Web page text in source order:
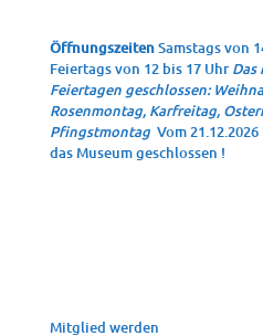
ÖffnungszeitenSamstags von
Feiertags von 12 bis 17 Uhr Das
Feiertagen geschlossen:
Rosenmontag, Karfreitag,
Pfingstmontag Vom
das Museum geschlossen !
Mit­glied werden